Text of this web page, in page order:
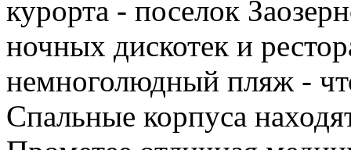
курорта - поселок
ночных дискотек и
немноголюдный пляж -
Спальные корпуса